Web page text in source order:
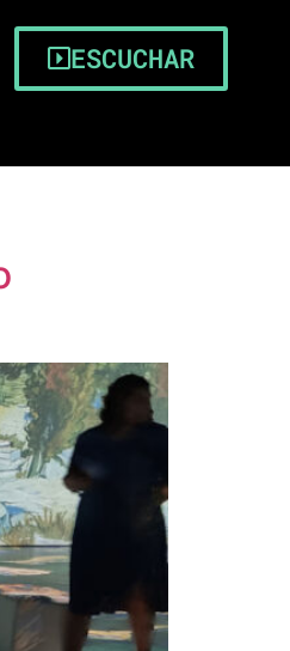
ESCUCHAR